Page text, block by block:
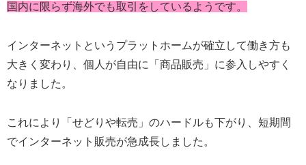
国内に限らず海外でも取引をしているようです。
インターネットというプラットホームが確立して働き方も
大きく変わり、個人が自由に「商品販売」に参入しやすく
なりました。
これにより「せどりや転売」のハードルも下がり、短期間
でインターネット販売が急成長しました。